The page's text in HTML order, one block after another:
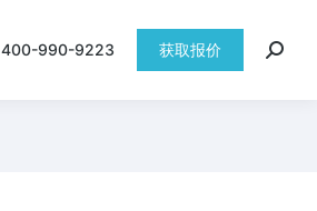
400-990-9223 获取报价